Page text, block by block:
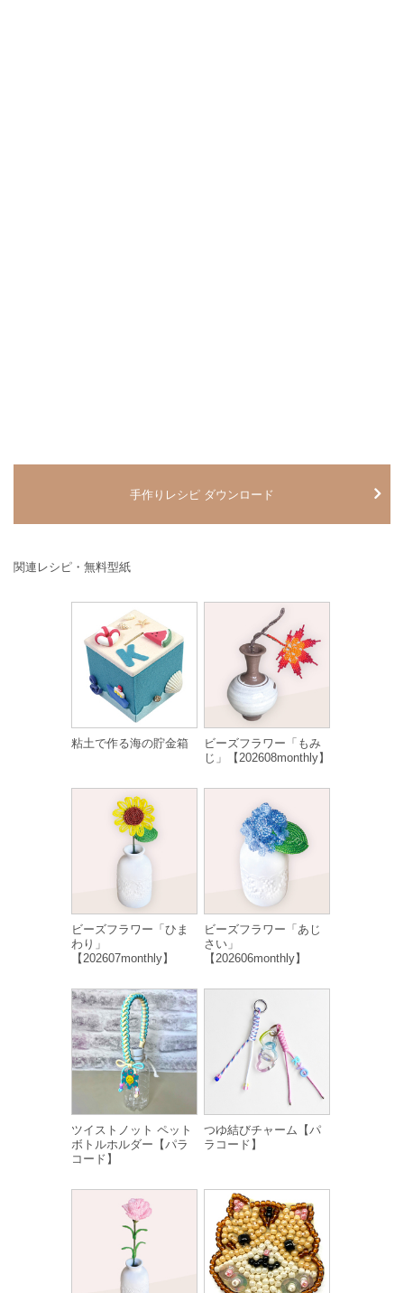
手作りレシピ ダウンロード
関連レシピ・無料型紙
粘土で作る海の貯金箱
ビーズフラワー「もみ
じ」【202608monthly】
ビーズフラワー「ひま
わり」
【202607monthly】
ビーズフラワー「あじ
さい」
【202606monthly】
ツイストノット ペット
ボトルホルダー【パラ
コード】
つゆ結びチャーム【パ
ラコード】